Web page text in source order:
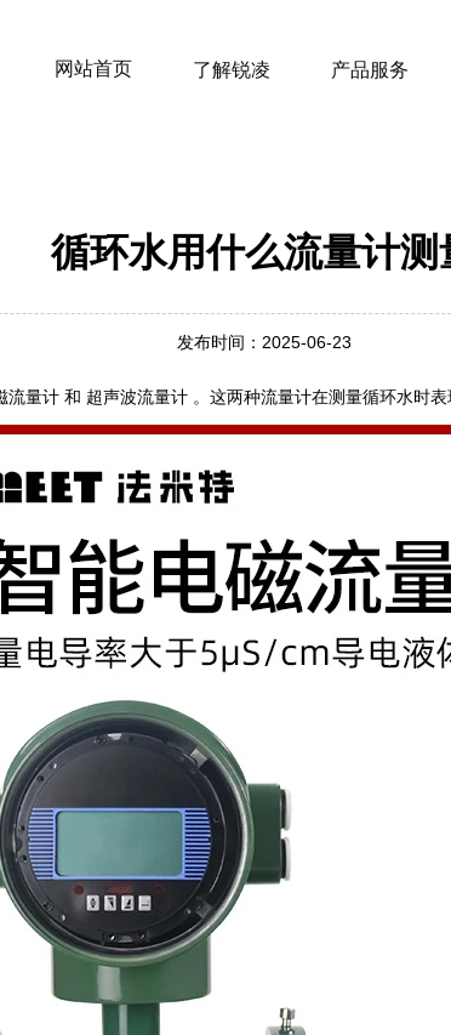
网站首页 了解锐凌 产品服务
循环水用什么流量计测
发布时间：2025-06-23
量计 和 超声波流量计 ‌。这两种流量计在测量循环水时表